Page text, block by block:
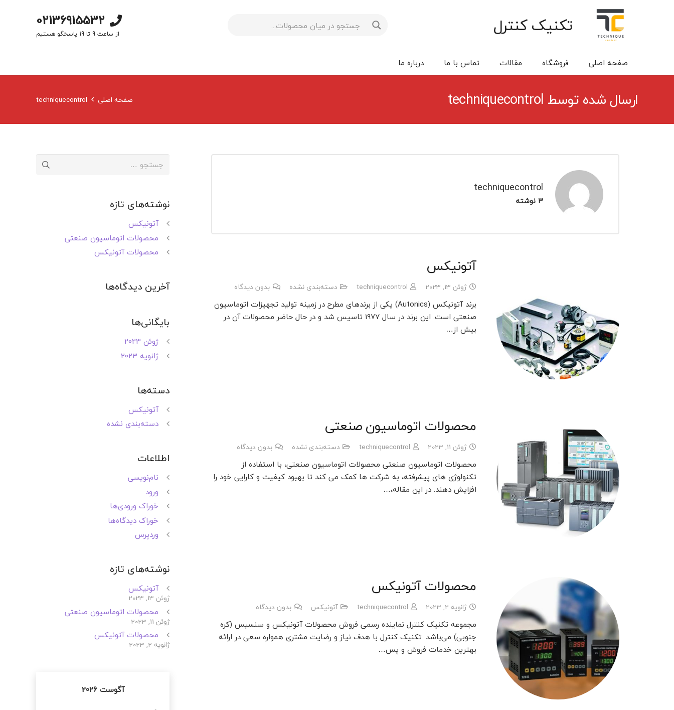
تکنیک کنترل 02136915532
از ساعت 9 تا 19 پاسخگو هستیم
صفحه اصلی فروشگاه مقالات تماس با ما درباره ما
ارسال شده توسط techniquecontrol صفحه اصلی techniquecontrol
techniquecontrol
3 نوشته
آتونیکس
ژوئن 13, 2023 techniquecontrol دسته‌بندی نشده بدون دیدگاه
برند آتونیکس (Autonics) یکی از برندهای مطرح در زمینه تولید تجهیزات اتوماسیون
صنعتی است. این برند در سال 1977 تاسیس شد و در حال حاضر محصولات آن در
بیش از…
محصولات اتوماسیون صنعتی
ژوئن 11, 2023 techniquecontrol دسته‌بندی نشده بدون دیدگاه
محصولات اتوماسیون صنعتی محصولات اتوماسیون صنعتی، با استفاده از
تکنولوژی های پیشرفته، به شرکت ها کمک می کند تا بهبود کیفیت و کارایی خود را
افزایش دهند. در این مقاله،…
محصولات آتونیکس
ژانویه 2, 2023 techniquecontrol آتونیکس بدون دیدگاه
مجموعه تکنیک کنترل نماینده رسمی فروش محصولات آتونیکس و سنسیس (کره
جنوبی) می‌باشد. تکنیک کنترل با هدف نیاز و رضایت مشتری همواره سعی در ارائه
بهترین خدمات فروش و پس…
برای:
نوشته‌های تازه
آتونیکس
محصولات اتوماسیون صنعتی
محصولات آتونیکس
آخرین دیدگاه‌ها
بایگانی‌ها
ژوئن 2023
ژانویه 2023
دسته‌ها
آتونیکس
دسته‌بندی نشده
اطلاعات
نام‌نویسی
ورود
خوراک ورودی‌ها
خوراک دیدگاه‌ها
وردپرس
نوشته‌های تازه
آتونیکس
ژوئن 13, 2023
محصولات اتوماسیون صنعتی
ژوئن 11, 2023
محصولات آتونیکس
ژانویه 2, 2023
آگوست 2026